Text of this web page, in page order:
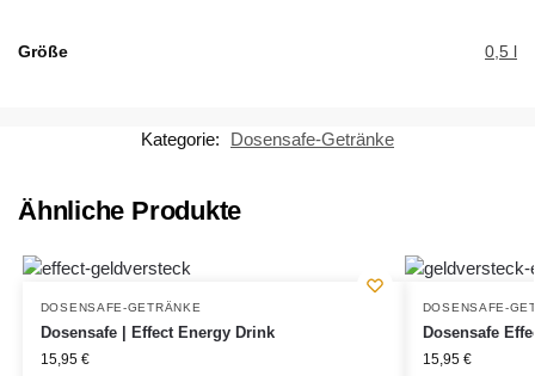
Größe 0,5 l
Kategorie: Dosensafe-Getränke
Ähnliche Produkte
DOSENSAFE-GETRÄNKE
Dosensafe | Effect Energy Drink
15,95 €
DOSENSAFE-
Dosensafe
15,95 €